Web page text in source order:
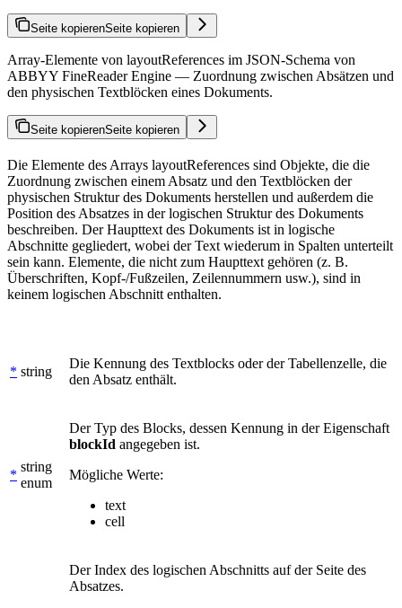
Seite kopierenSeite kopieren
Array-Elemente von layoutReferences im JSON-Schema von
ABBYY FineReader Engine — Zuordnung zwischen Absätzen und
den physischen Textblöcken eines Dokuments.
Seite kopierenSeite kopieren
Die Elemente des Arrays layoutReferences sind Objekte, die die
Zuordnung zwischen einem Absatz und den Textblöcken der
physischen Struktur des Dokuments herstellen und außerdem die
Position des Absatzes in der logischen Struktur des Dokuments
beschreiben. Der Haupttext des Dokuments ist in logische
Abschnitte gegliedert, wobei der Text wiederum in Spalten unterteilt
sein kann. Elemente, die nicht zum Haupttext gehören (z. B.
Überschriften, Kopf-/Fußzeilen, Zeilennummern usw.), sind in
keinem logischen Abschnitt enthalten.
* string
Die Kennung des Textblocks oder der Tabellenzelle, die
den Absatz enthält.
*
string
enum
Der Typ des Blocks, dessen Kennung in der Eigenschaft
blockId angegeben ist.
Mögliche Werte:
text
cell
Der Index des logischen Abschnitts auf der Seite des
Absatzes.